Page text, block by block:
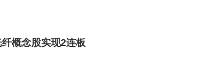
概念股实现2连板